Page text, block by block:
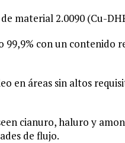
material2.0090 (Cu-
99,9% con un contenido
en áreas sin altos
cianuro, haluro y
de flujo.